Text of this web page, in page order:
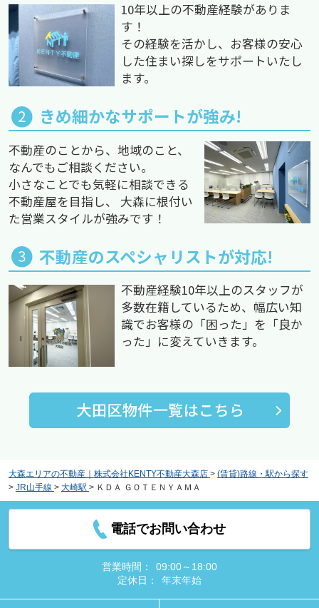
10年以上の不動産経験がありま
す！
その経験を活かし、お客様の安心
した住まい探しをサポートいたし
ます。
きめ細かなサポートが強み!
不動産のことから、地域のこと、
なんでもご相談ください。
小さなことでも気軽に相談できる
不動産屋を目指し、 大森に根付い
た営業スタイルが強みです！
不動産のスペシャリストが対応!
不動産経験10年以上のスタッフが
多数在籍しているため、幅広い知
識でお客様の「困った」を「良か
った」に変えていきます。
大森エリアの不動産｜株式会社KENTY不動産大森店 > (賃貸)路線・駅から探す
> JR山手線 > 大崎駅 > ＫＤＡ ＧＯＴＥＮＹＡＭＡ
電話でお問い合わせ
営業時間：
09:00～18:00
定休日：
年末年始